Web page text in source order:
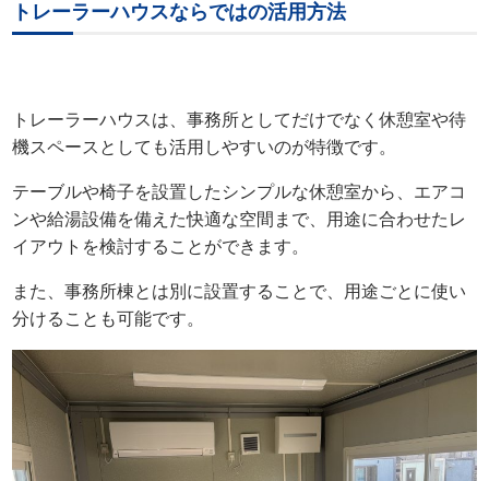
トレーラーハウスならではの活用方法
トレーラーハウスは、事務所としてだけでなく休憩室や待
機スペースとしても活用しやすいのが特徴です。
テーブルや椅子を設置したシンプルな休憩室から、エアコ
ンや給湯設備を備えた快適な空間まで、用途に合わせたレ
イアウトを検討することができます。
また、事務所棟とは別に設置することで、用途ごとに使い
分けることも可能です。